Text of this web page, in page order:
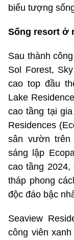
biểu tượng
Sống resort ở
Sau thành
Sol Forest,
cao top đầu
Lake
cao tầng tại
Residences
sân vườn trên
sáng lập
cao tầng 2024,
tháp phong
độc đáo bậc
Seaview
công viên